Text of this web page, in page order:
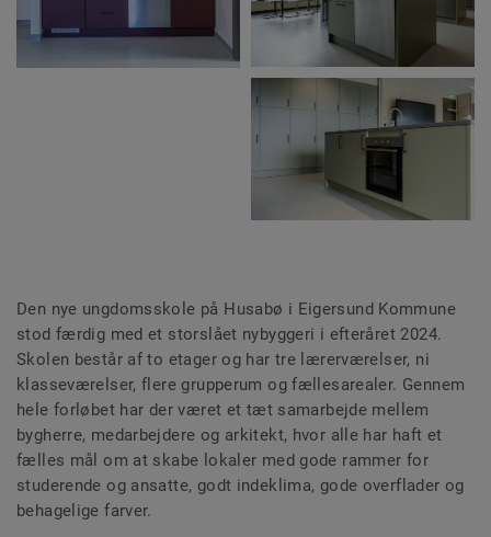
Den nye ungdomsskole på Husabø i Eigersund Kommune
stod færdig med et storslået nybyggeri i efteråret 2024.
Skolen består af to etager og har tre lærerværelser, ni
klasseværelser, flere grupperum og fællesarealer. Gennem
hele forløbet har der været et tæt samarbejde mellem
bygherre, medarbejdere og arkitekt, hvor alle har haft et
fælles mål om at skabe lokaler med gode rammer for
studerende og ansatte, godt indeklima, gode overflader og
behagelige farver.